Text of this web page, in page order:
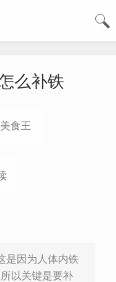
么补铁
食王
因为人体内铁
以关键是要补